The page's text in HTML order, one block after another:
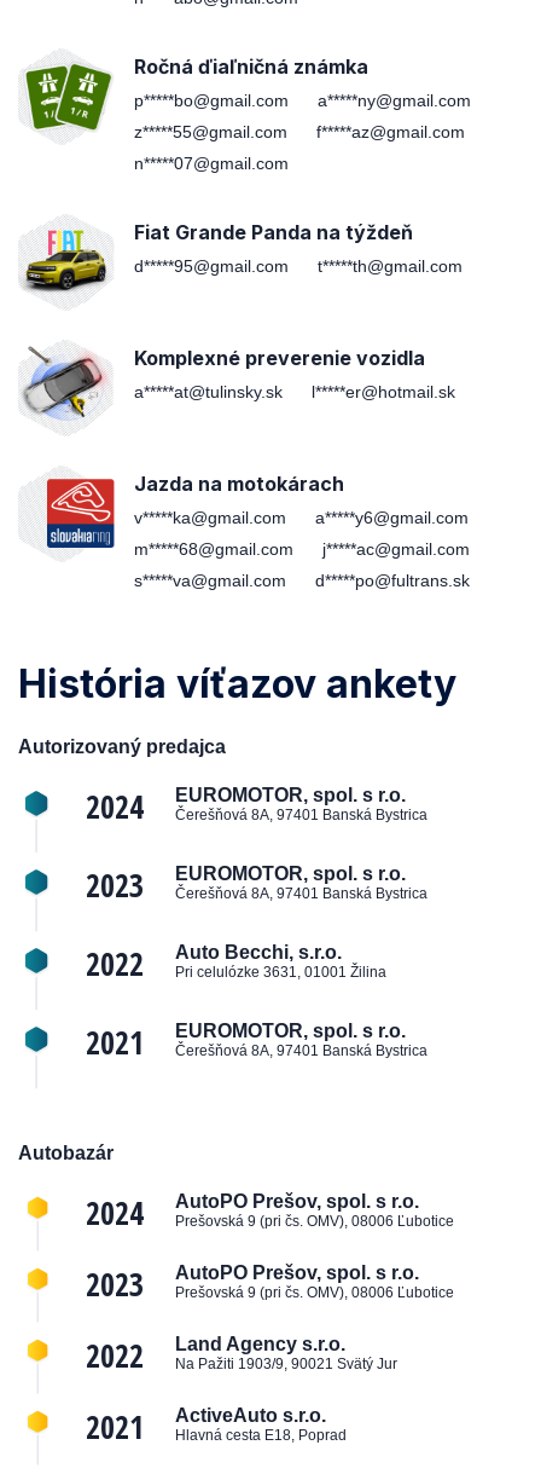
Ročná ďiaľničná známka
p*****bo@gmail.com
a*****ny@gmail.com
z*****55@gmail.com
f*****az@gmail.com
n*****07@gmail.com
Fiat Grande Panda na týždeň
d*****95@gmail.com t*****th@gmail.com
Komplexné preverenie vozidla
a*****at@tulinsky.sk l*****er@hotmail.sk
Jazda na motokárach
v*****ka@gmail.com
a*****y6@gmail.com
m*****68@gmail.com
j*****ac@gmail.com
s*****va@gmail.com
d*****po@fultrans.sk
História víťazov ankety
Autorizovaný predajca
2024 EUROMOTOR, spol. s r.o.
Čerešňová 8A, 97401 Banská Bystrica
2023 EUROMOTOR, spol. s r.o.
Čerešňová 8A, 97401 Banská Bystrica
2022 Auto Becchi, s.r.o.
Pri celulózke 3631, 01001 Žilina
2021 EUROMOTOR, spol. s r.o.
Čerešňová 8A, 97401 Banská Bystrica
Autobazár
2024 AutoPO Prešov, spol. s r.o.
Prešovská 9 (pri čs. OMV), 08006 Ľubotice
2023 AutoPO Prešov, spol. s r.o.
Prešovská 9 (pri čs. OMV), 08006 Ľubotice
2022 Land Agency s.r.o.
Na Pažiti 1903/9, 90021 Svätý Jur
2021 ActiveAuto s.r.o.
Hlavná cesta E18, Poprad